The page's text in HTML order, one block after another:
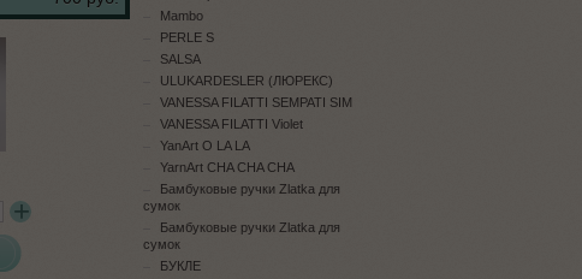
Mambo
PERLE S
SALSA
ULUKARDESLER (ЛЮРЕКС)
VANESSA FILATTI SEMPATI SIM
VANESSA FILATTI Violet
YanArt O LA LA
YarnArt CHA CHA CHA
Бамбуковые ручки Zlatka для
сумок
Бамбуковые ручки Zlatka для
сумок
БУКЛЕ